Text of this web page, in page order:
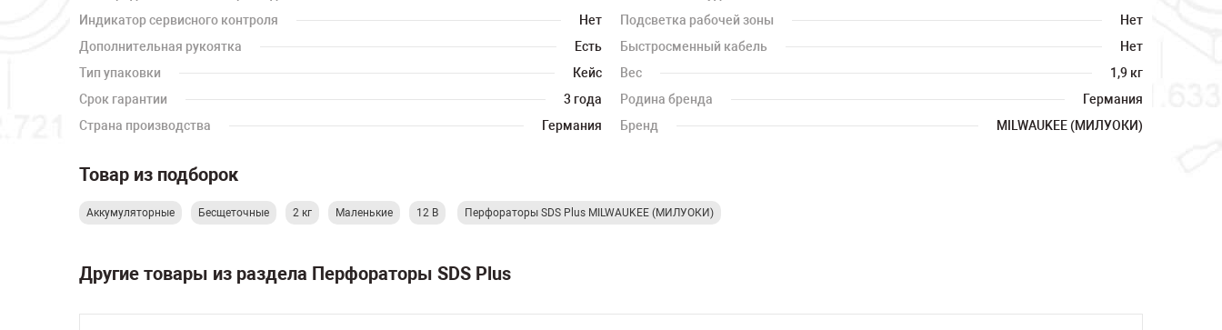
Индикатор сервисного контроля
Нет Подсветка рабочей зоны
Нет
Дополнительная рукоятка
Есть Быстросменный кабель
Нет
Тип упаковки
Кейс Вес
1,9 кг
Срок гарантии
3 года Родина бренда
Германия
Страна производства
Германия Бренд MILWAUKEE (МИЛУОКИ)
Товар из подборок
Аккумуляторные Бесщеточные 2 кг Маленькие 12 В Перфораторы SDS Plus MILWAUKEE (МИЛУОКИ)
Другие товары из раздела Перфораторы SDS Plus